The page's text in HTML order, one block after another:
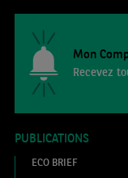
Mon
Recevez
PUBLICATIONS
ECO BRIEF